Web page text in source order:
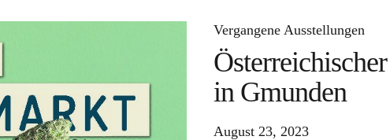
Vergangene Ausstellungen
in Gmunden
August 23, 2023